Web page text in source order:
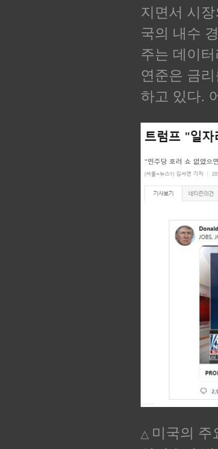
지면서 시
국의 내수
주는 데이
연준은 금
하고 있다.
△ 미국의 주